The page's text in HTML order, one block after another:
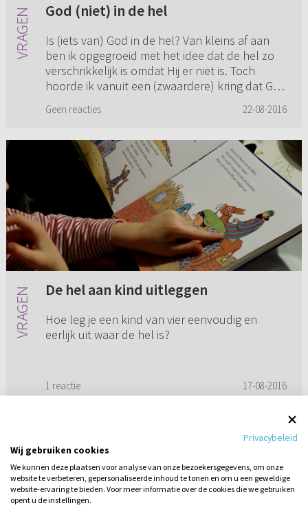
God (niet) in de hel
Is (iets van) God in de hel? Van kleins af aan
ben ik opgegroeid met het idee dat de hel zo
verschrikkelijk is omdat Hij er niet is. Toch
hoorde ik vanuit een (zwaardere) kring dat God
Geen reacties 22-08-2016
De hel aan kind uitleggen
Hoe leg je een kind van vier eenvoudig en
eerlijk uit waar de hel is?
1 reactie 17-08-2016
1
Privacybeleid
Wij gebruiken cookies
We kunnen deze plaatsen voor analyse van onze bezoekersgegevens, om onze
website te verbeteren, gepersonaliseerde inhoud te tonen en om u een geweldige
website-ervaring te bieden. Voor meer informatie over de cookies die we gebruiken
opent u de instellingen.